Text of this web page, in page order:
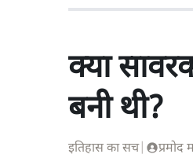
क्या
बनी थी?
इतिहास का सच| प्रमोद